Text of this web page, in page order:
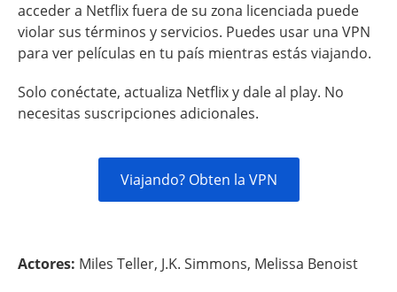
acceder a Netflix fuera de su zona licenciada puede
violar sus términos y servicios. Puedes usar una VPN
para ver películas en tu país mientras estás viajando.
Solo conéctate, actualiza Netflix y dale al play. No
necesitas suscripciones adicionales.
Viajando? Obten la VPN
Actores: Miles Teller, J.K. Simmons, Melissa Benoist